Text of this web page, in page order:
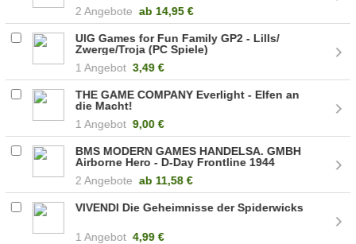
2 Angebote ab 14,95 €
UIG Games for Fun Family GP2 - Lills/
Zwerge/Troja (PC Spiele)
1 Angebot 3,49 €
THE GAME COMPANY Everlight - Elfen an
die Macht!
1 Angebot 9,00 €
BMS MODERN GAMES HANDELSA. GMBH
Airborne Hero - D-Day Frontline 1944
2 Angebote ab 11,58 €
VIVENDI Die Geheimnisse der Spiderwicks
1 Angebot 4,99 €